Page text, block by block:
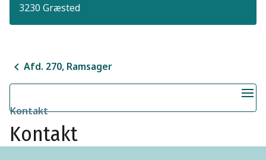
3230 Græsted
Afd. 270, Ramsager
Kontakt
Kontakt